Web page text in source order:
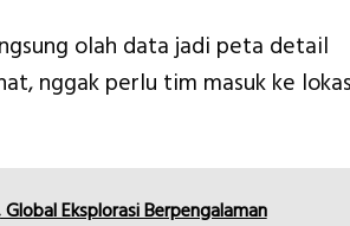
olah data jadi peta detail
nggak perlu tim masuk ke
Eksplorasi Berpengalaman